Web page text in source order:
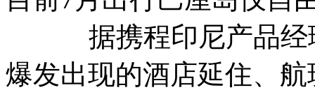
据携程印尼产品经理
爆发出现的酒店延住、